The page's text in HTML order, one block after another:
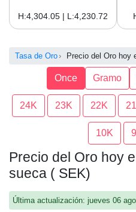
H:4,304.05 | L:4,230.72
Tasa de Oro Precio del Oro hoy
Once Gramo
24K 23K 22K
10K
Precio del Oro hoy
sueca ( SEK)
Última actualización: jueves 06